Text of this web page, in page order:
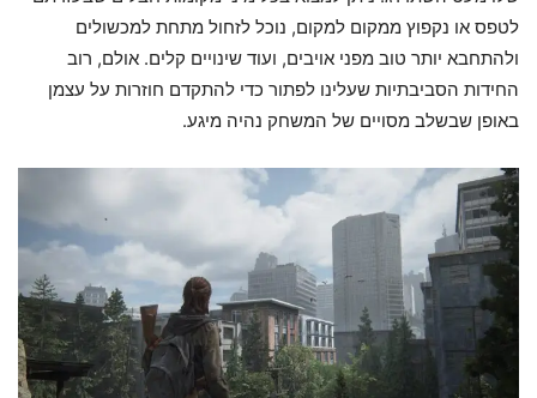
לטפס או נקפוץ ממקום למקום, נוכל לזחול מתחת למכשולים
ולהתחבא יותר טוב מפני אויבים, ועוד שינויים קלים. אולם, רוב
החידות הסביבתיות שעלינו לפתור כדי להתקדם חוזרות על עצמן
באופן שבשלב מסויים של המשחק נהיה מיגע.